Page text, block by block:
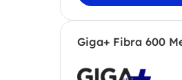
Giga+ Fibra 600